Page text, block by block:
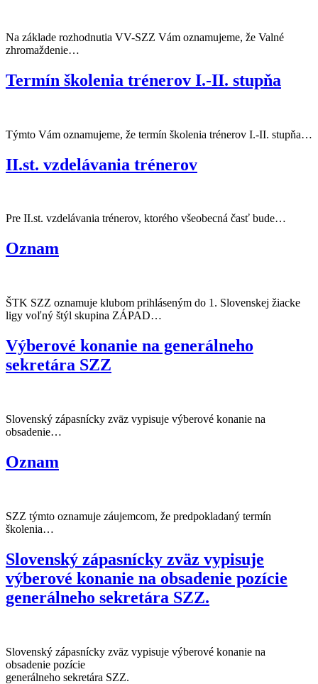
Na základe rozhodnutia VV-SZZ Vám oznamujeme, že Valné
zhromaždenie…
Termín školenia trénerov I.-II. stupňa
Týmto Vám oznamujeme, že termín školenia trénerov I.-II. stupňa…
II.st. vzdelávania trénerov
Pre II.st. vzdelávania trénerov, ktorého všeobecná časť bude…
Oznam
ŠTK SZZ oznamuje klubom prihláseným do 1. Slovenskej žiacke
ligy voľný štýl skupina ZÁPAD…
Výberové konanie na generálneho
sekretára SZZ
Slovenský zápasnícky zväz vypisuje výberové konanie na
obsadenie…
Oznam
SZZ týmto oznamuje záujemcom, že predpokladaný termín
školenia…
Slovenský zápasnícky zväz vypisuje
výberové konanie na obsadenie pozície
generálneho sekretára SZZ.
Slovenský zápasnícky zväz vypisuje výberové konanie na
obsadenie pozície
generálneho sekretára SZZ.